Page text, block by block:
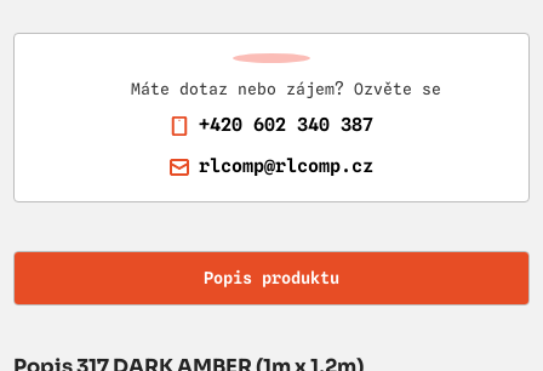
Máte dotaz nebo zájem? Ozvěte se
+420 602 340 387
rlcomp@rlcomp.cz
Popis produktu